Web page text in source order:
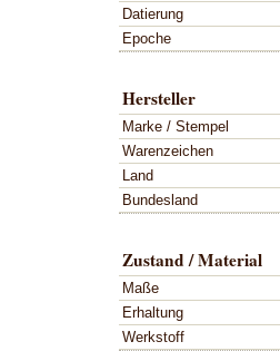
Datierung
Epoche
Hersteller
Marke / Stempel
Warenzeichen
Land
Bundesland
Zustand / Material
Maße
Erhaltung
Werkstoff